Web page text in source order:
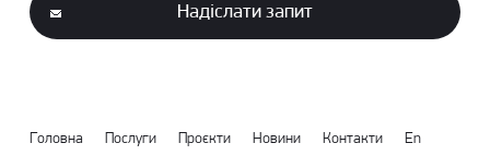
Надіслати запит
Головна Послуги Проєкти Новини Контакти En